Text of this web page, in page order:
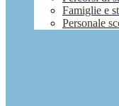
Famiglie e
Personale